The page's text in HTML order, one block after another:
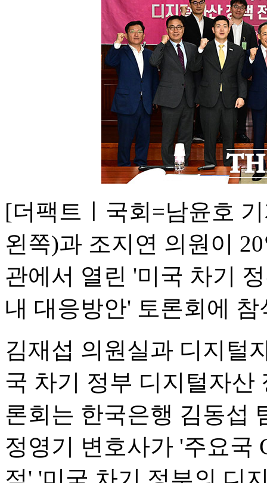
[더팩트ㅣ국회=남윤호
왼쪽)과 조지연 의원이
관에서 열린 '미국 차기
내 대응방안' 토론회에
김재섭 의원실과 디지털
국 차기 정부 디지털자산
론회는 한국은행 김동섭
정영기 변호사가 '주요국